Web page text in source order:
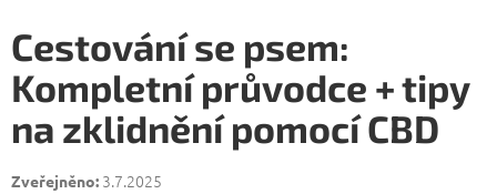
Cestování se psem:
Kompletní průvodce + tipy
na zklidnění pomocí CBD
3.7.2025